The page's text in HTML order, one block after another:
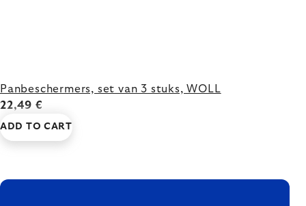
Panbeschermers, set van 3 stuks, WOLL
22,49 €
ADD TO CART
FOOTER